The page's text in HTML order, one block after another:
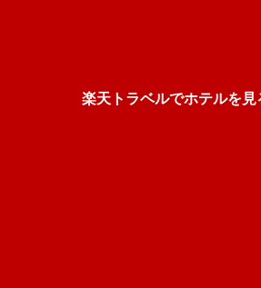
楽天トラベルでホテルを見